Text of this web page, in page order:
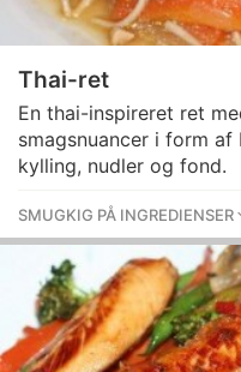
Thai-ret
En thai-inspireret ret
smagsnuancer i form
kylling, nudler og fond.
SMUGKIG PÅ INGREDIENSER